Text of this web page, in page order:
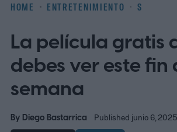
HOME ENTRETENIMIENTO S
La película gratis
debes ver este fin
semana
By Diego Bastarrica Published junio 6, 2025